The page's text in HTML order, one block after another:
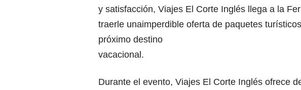
y satisfacción, Viajes El Corte Inglés llega a la
traerle unaimperdible oferta de paquetes
próximo destino
vacacional.
Durante el evento, Viajes El Corte Inglés ofrece